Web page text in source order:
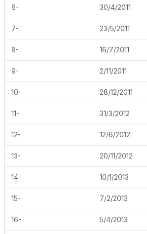
6- 30/4/2011
7- 23/5/2011
8- 16/7/2011
9- 2/11/2011
10- 28/12/2011
11- 31/3/2012
12- 12/6/2012
13- 20/11/2012
14- 10/1/2013
15- 7/2/2013
16- 5/4/2013